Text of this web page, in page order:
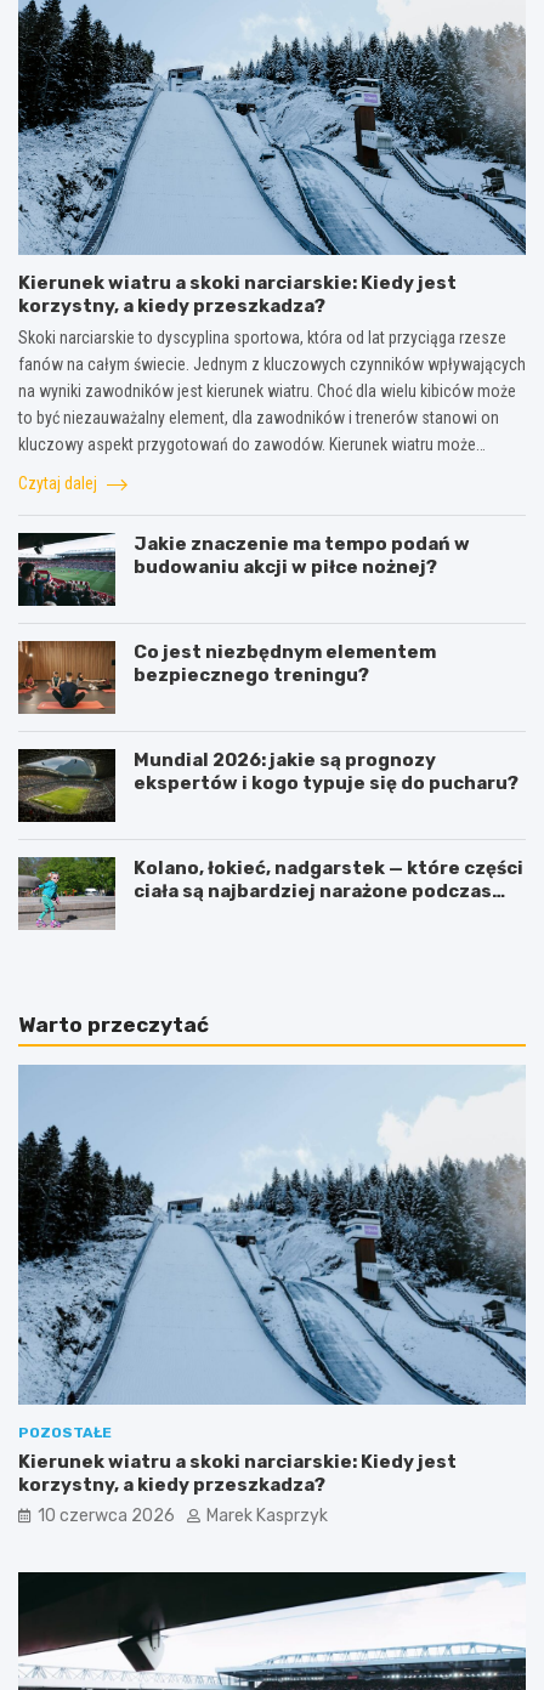
Kierunek wiatru a skoki narciarskie: Kiedy jest
korzystny, a kiedy przeszkadza?
Skoki narciarskie to dyscyplina sportowa, która od lat przyciąga rzesze
fanów na całym świecie. Jednym z kluczowych czynników wpływających
na wyniki zawodników jest kierunek wiatru. Choć dla wielu kibiców może
to być niezauważalny element, dla zawodników i trenerów stanowi on
kluczowy aspekt przygotowań do zawodów. Kierunek wiatru może…
Czytaj dalej
Jakie znaczenie ma tempo podań w
budowaniu akcji w piłce nożnej?
Co jest niezbędnym elementem
bezpiecznego treningu?
Mundial 2026: jakie są prognozy
ekspertów i kogo typuje się do pucharu?
Kolano, łokieć, nadgarstek — które części
ciała są najbardziej narażone podczas
Warto przeczytać
POZOSTAŁE
Kierunek wiatru a skoki narciarskie: Kiedy jest
korzystny, a kiedy przeszkadza?
10 czerwca 2026 Marek Kasprzyk